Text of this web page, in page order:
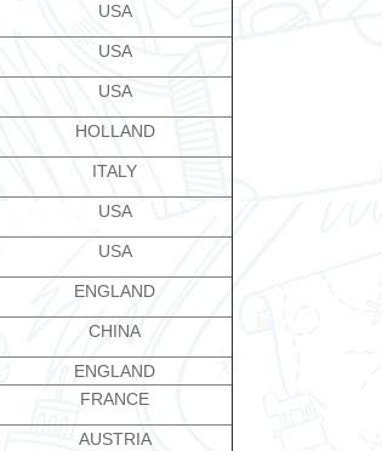
USA
USA
USA
HOLLAND
ITALY
USA
USA
ENGLAND
CHINA
ENGLAND
FRANCE
AUSTRIA